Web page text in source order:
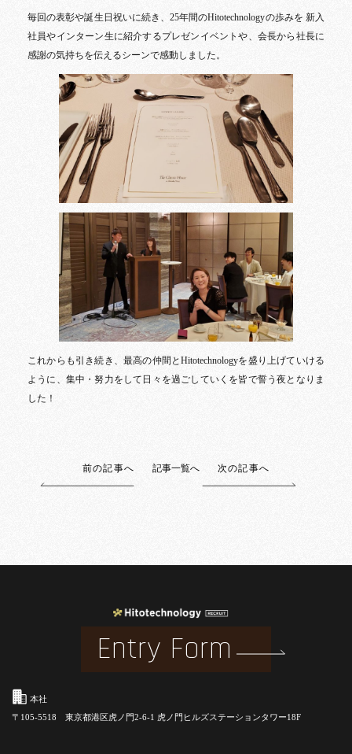
毎回の表彰や誕生日祝いに続き、25年間のHitotechnologyの歩みを 新入
社員やインターン生に紹介するプレゼンイベントや、会長から社長に
感謝の気持ちを伝えるシーンで感動しました。
これからも引き続き、最高の仲間とHitotechnologyを盛り上げていける
ように、集中・努力をして日々を過ごしていくを皆で誓う夜となりま
した！
前の記事へ 記事一覧へ 次の記事へ
Entry Form
本社
〒105-5518 東京都港区虎ノ門2-6-1 虎ノ門ヒルズステーションタワー18F